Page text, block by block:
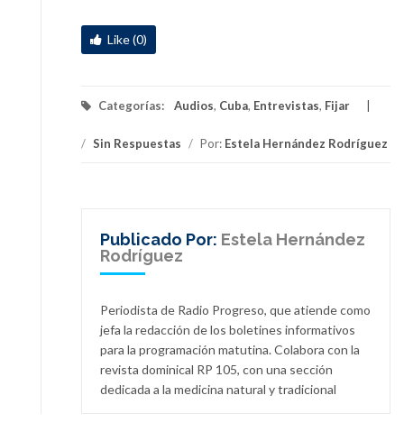
Like (0)
Categorías: Audios, Cuba, Entrevistas, Fijar
/ Sin Respuestas / Por: Estela Hernández Rodríguez
Publicado Por: Estela Hernández
Rodríguez
Periodista de Radio Progreso, que atiende como
jefa la redacción de los boletines informativos
para la programación matutina. Colabora con la
revista dominical RP 105, con una sección
dedicada a la medicina natural y tradicional